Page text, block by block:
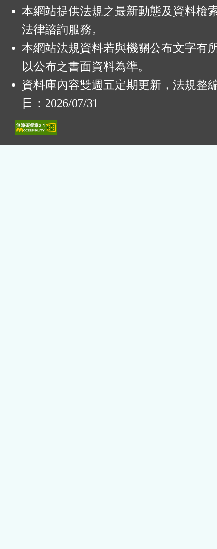
本網站提供法規之最新動態及資料檢
法律諮詢服務。
本網站法規資料若與機關公布文字有
以公布之書面資料為準。
資料庫內容雙週五定期更新，法規整
日：2026/07/31